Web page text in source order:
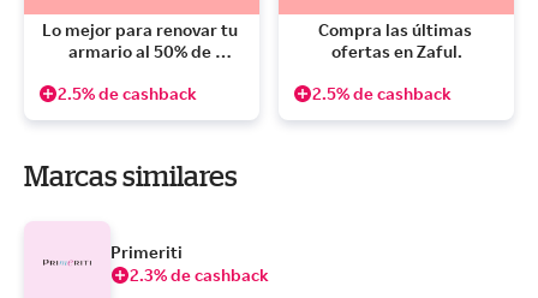
Lo mejor para renovar tu
armario al 50% de
2.5% de cashback
Compra las últimas
ofertas en Zaful.
2.5% de cashback
Marcas similares
Primeriti
2.3% de cashback